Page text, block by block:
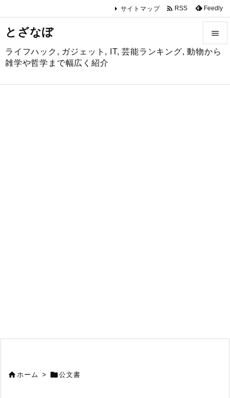
とざなぼ
ライフハック, ガジェット, IT, 芸能ランキング, 動物から
雑学や哲学まで幅広く紹介



サイトマップ  RSS Feedly
ホーム > 公文書